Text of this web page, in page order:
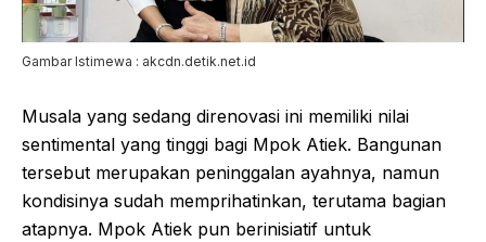
Gambar Istimewa : akcdn.detik.net.id
Musala yang sedang direnovasi ini memiliki nilai
sentimental yang tinggi bagi Mpok Atiek. Bangunan
tersebut merupakan peninggalan ayahnya, namun
kondisinya sudah memprihatinkan, terutama bagian
atapnya. Mpok Atiek pun berinisiatif untuk